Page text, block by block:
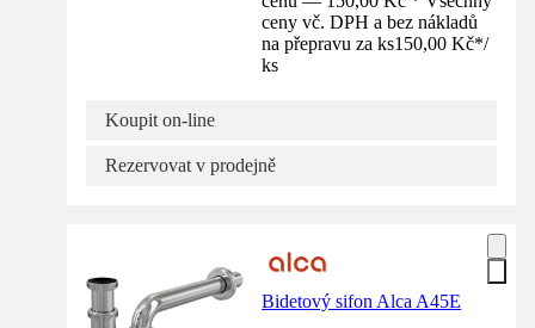
ceny vč. DPH a bez nákladů
na přepravu za ks150,00 Kč*/
ks
Koupit on-line
Rezervovat v prodejně
Bidetový sifon Alca A45E